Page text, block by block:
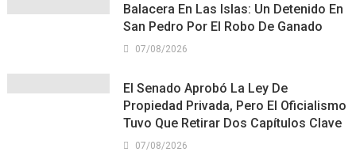
Balacera En Las Islas: Un Detenido En
San Pedro Por El Robo De Ganado
07/08/2026
El Senado Aprobó La Ley De
Propiedad Privada, Pero El Oficialismo
Tuvo Que Retirar Dos Capítulos Clave
07/08/2026